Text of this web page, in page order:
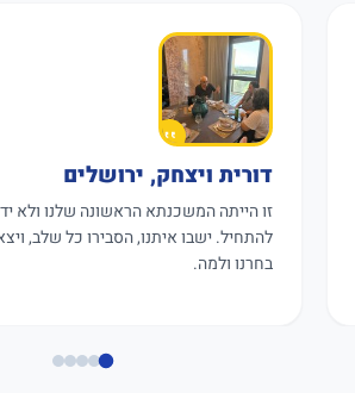
דורית ויצחק, ירושלים
זו הייתה המשכנתא הראשונה שלנו ולא
להתחיל. ישבו איתנו, הסבירו כל שלב,
בחרנו ולמה.